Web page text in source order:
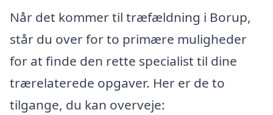
Når det kommer til træfældning i Borup,
står du over for to primære muligheder
for at finde den rette specialist til dine
trærelaterede opgaver. Her er de to
tilgange, du kan overveje: